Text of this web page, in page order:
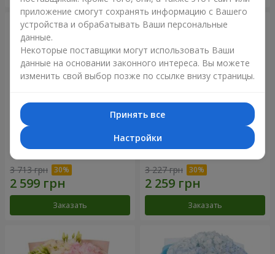
Букет "Magic Fleur"
3 713 грн
Заказать
Букет "Лавандовое небо"
3 227 грн
Заказать
приложение смогут сохранять информацию с Вашего
устройства и обрабатывать Ваши персональные
данные.
Некоторые поставщики могут использовать Ваши
данные на основании законного интереса. Вы можете
изменить свой выбор позже по ссылке внизу страницы.
Принять все
Настройки